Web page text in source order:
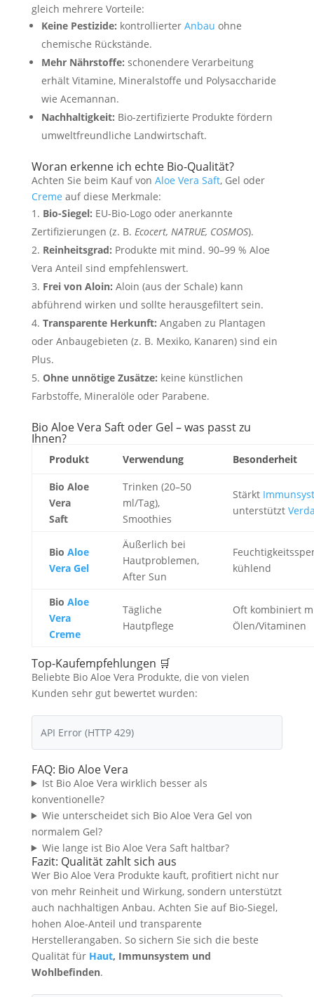
gleich mehrere Vorteile:
Keine Pestizide: kontrollierter Anbau ohne
chemische Rückstände.
Mehr Nährstoffe: schonendere Verarbeitung
erhält Vitamine, Mineralstoffe und Polysaccharide
wie Acemannan.
Nachhaltigkeit: Bio-zertifizierte Produkte fördern
umweltfreundliche Landwirtschaft.
Woran erkenne ich echte Bio-Qualität?
Achten Sie beim Kauf von Aloe Vera Saft, Gel oder
Creme auf diese Merkmale:
Bio-Siegel: EU-Bio-Logo oder anerkannte
Zertifizierungen (z. B. Ecocert, NATRUE, COSMOS).
Reinheitsgrad: Produkte mit mind. 90–99 % Aloe
Vera Anteil sind empfehlenswert.
Frei von Aloin: Aloin (aus der Schale) kann
abführend wirken und sollte herausgefiltert sein.
Transparente Herkunft: Angaben zu Plantagen
oder Anbaugebieten (z. B. Mexiko, Kanaren) sind ein
Plus.
Ohne unnötige Zusätze: keine künstlichen
Farbstoffe, Mineralöle oder Parabene.
Bio Aloe Vera Saft oder Gel – was passt zu
Ihnen?
Produkt Verwendung Besonderheit
Bio Aloe
Vera
Saft
Trinken (20–50
ml/Tag),
Smoothies
Stärkt
unterstützt
Bio Aloe
Vera Gel
Äußerlich bei
Hautproblemen,
After Sun
kühlend
Bio Aloe
Vera
Creme
Tägliche
Hautpflege
Oft kombiniert
Ölen/Vitaminen
Top-Kaufempfehlungen 🛒
Beliebte Bio Aloe Vera Produkte, die von vielen
Kunden sehr gut bewertet wurden:
API Error (HTTP 429)
FAQ: Bio Aloe Vera
Ist Bio Aloe Vera wirklich besser als
konventionelle?
Wie unterscheidet sich Bio Aloe Vera Gel von
normalem Gel?
Wie lange ist Bio Aloe Vera Saft haltbar?
Fazit: Qualität zahlt sich aus
Wer Bio Aloe Vera Produkte kauft, profitiert nicht nur
von mehr Reinheit und Wirkung, sondern unterstützt
auch nachhaltigen Anbau. Achten Sie auf Bio-Siegel,
hohen Aloe-Anteil und transparente
Herstellerangaben. So sichern Sie sich die beste
Qualität für Haut, Immunsystem und
Wohlbefinden.